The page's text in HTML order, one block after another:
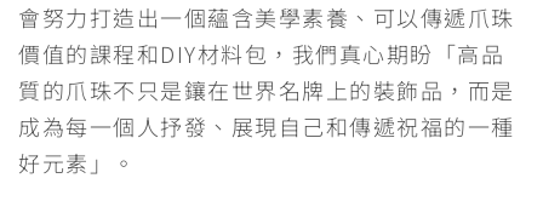
會努力打造出一個蘊含美學素養、可以傳遞爪珠
價值的課程和DIY材料包，我們真心期盼「高品
質的爪珠不只是鑲在世界名牌上的裝飾品，而是
成為每一個人抒發、展現自己和傳遞祝福的一種
好元素」。